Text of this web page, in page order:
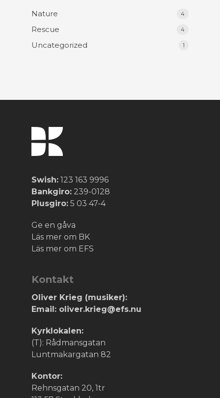
Nature 4
Rescue 4
Uncategorized 1
Swish: 123 163 9996
Bankgiro: 239-0128
Plusgiro: 5 03 47-4
Ge en gåva
Läs mer om BK
Läs mer om EFS
Kontakt
Oliver Krieg (musiker):
Email: oliver.krieg@efs.nu
Kyrklokalen:
(T): Rådmansgatan
Luntmakargatan 82
Kontor:
Rehnsgatan 20, 1tr